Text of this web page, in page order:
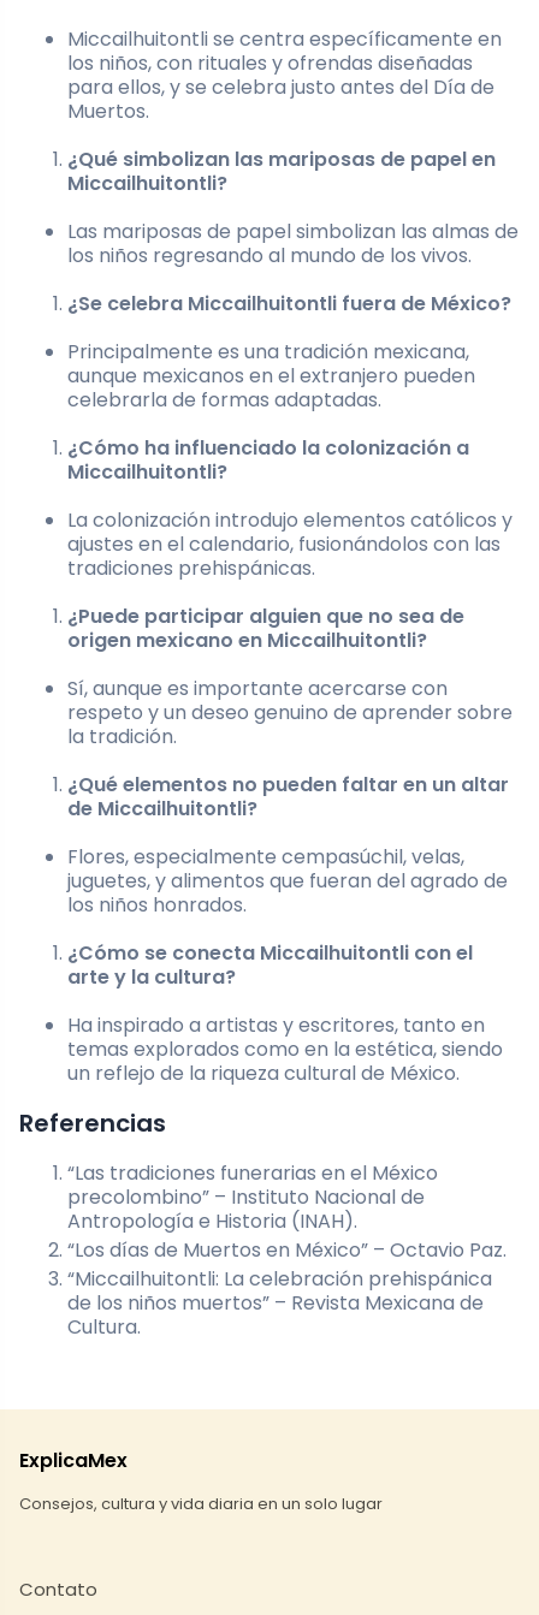
Miccailhuitontli se centra específicamente en
los niños, con rituales y ofrendas diseñadas
para ellos, y se celebra justo antes del Día de
Muertos.
¿Qué simbolizan las mariposas de papel en
Miccailhuitontli?
Las mariposas de papel simbolizan las almas de
los niños regresando al mundo de los vivos.
¿Se celebra Miccailhuitontli fuera de México?
Principalmente es una tradición mexicana,
aunque mexicanos en el extranjero pueden
celebrarla de formas adaptadas.
¿Cómo ha influenciado la colonización a
Miccailhuitontli?
La colonización introdujo elementos católicos y
ajustes en el calendario, fusionándolos con las
tradiciones prehispánicas.
¿Puede participar alguien que no sea de
origen mexicano en Miccailhuitontli?
Sí, aunque es importante acercarse con
respeto y un deseo genuino de aprender sobre
la tradición.
¿Qué elementos no pueden faltar en un altar
de Miccailhuitontli?
Flores, especialmente cempasúchil, velas,
juguetes, y alimentos que fueran del agrado de
los niños honrados.
¿Cómo se conecta Miccailhuitontli con el
arte y la cultura?
Ha inspirado a artistas y escritores, tanto en
temas explorados como en la estética, siendo
un reflejo de la riqueza cultural de México.
Referencias
“Las tradiciones funerarias en el México
precolombino” – Instituto Nacional de
Antropología e Historia (INAH).
“Los días de Muertos en México” – Octavio Paz.
“Miccailhuitontli: La celebración prehispánica
de los niños muertos” – Revista Mexicana de
Cultura.
ExplicaMex
Consejos, cultura y vida diaria en un solo lugar
Contato